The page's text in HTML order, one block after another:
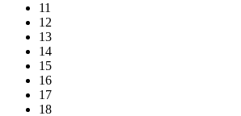
11
12
13
14
15
16
17
18